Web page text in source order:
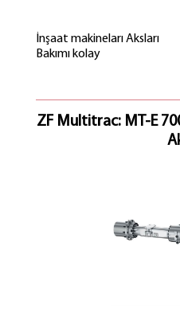
İnşaat makineları Aksları
Bakımı kolay
Uzun Ömür
Yüksek esneklik
Şanzımanın doğrudan
Entegre direksiyon silindiri
ZF Multitrac: MT-E